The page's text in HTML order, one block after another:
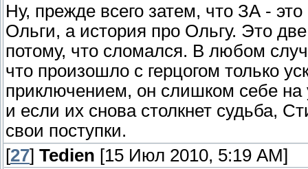
Ну, прежде всего затем, что ЗА -
Ольги, а история про Ольгу. Это
потому, что сломался. В любом
что произошло с герцогом только
приключением, он слишком себе на
и если их снова столкнет судьба,
свои поступки.
[27] Tedien [15 Июл 2010, 5:19 AM]